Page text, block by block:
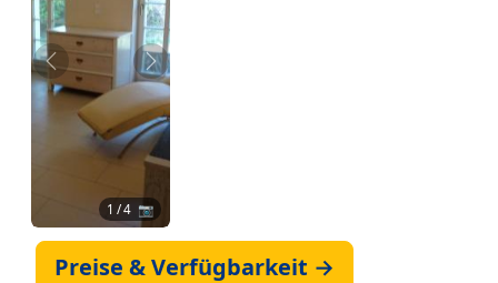
Zurück Weiter
1 / 4 📷
Preise & Verfügbarkeit →